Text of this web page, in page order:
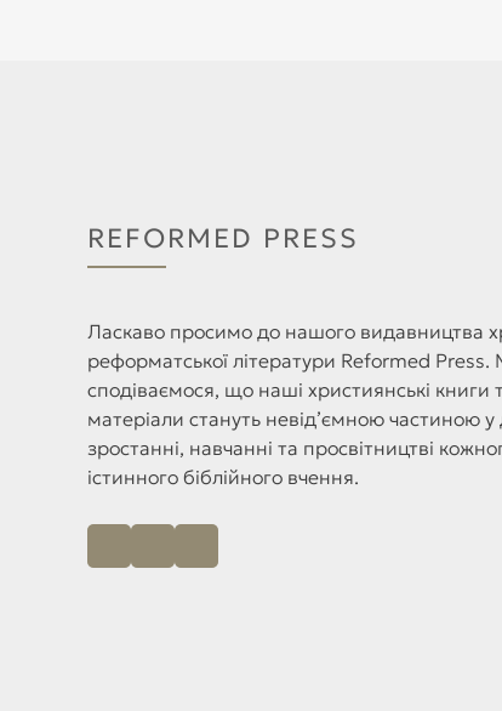
REFORMED PRESS
Ласкаво просимо до нашого видавництва
реформатської літератури Reformed Press.
сподіваємося, що наші християнські книги
матеріали стануть невід’ємною частиною
зростанні, навчанні та просвітництві
істинного біблійного вчення.